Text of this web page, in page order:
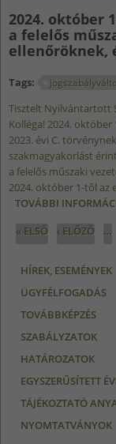
2024. október
a felelős
ellenőröknek,
Tags:
Tisztelt Nyilvántartott
Kolléga! 2024.
2023. évi C.
szakmagyakorlást
a felelős műszaki
2024. október 1-től az
TOVÁBBI
Oldalak
« ELSŐ ‹ ELŐZŐ …
HÍREK, ESEMÉNYEK
ÜGYFÉLFOGADÁS
TOVÁBBKÉPZÉS
SZABÁLYZATOK
HATÁROZATOK
EGYSZERŰSÍTETT
TÁJÉKOZTATÓ
NYOMTATVÁNYOK